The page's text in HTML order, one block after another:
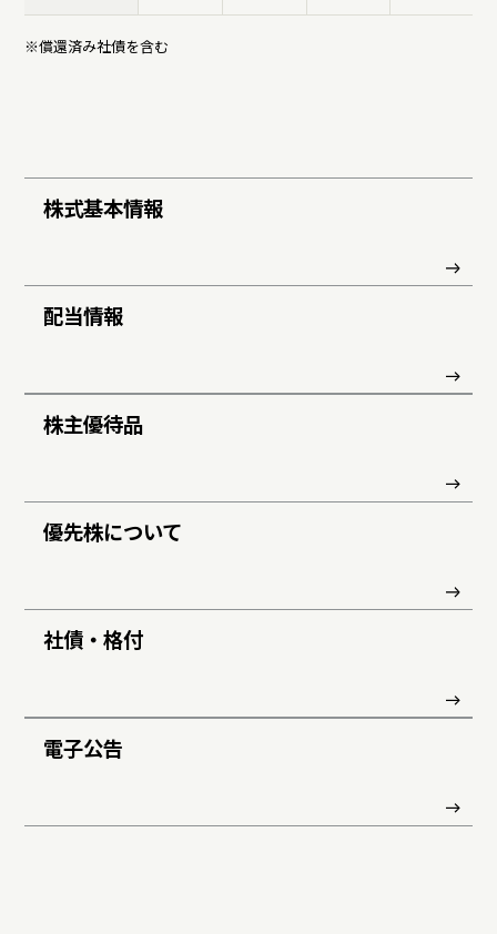
※償還済み社債を含む
株式基本情報
配当情報
株主優待品
優先株について
社債・格付
電子公告